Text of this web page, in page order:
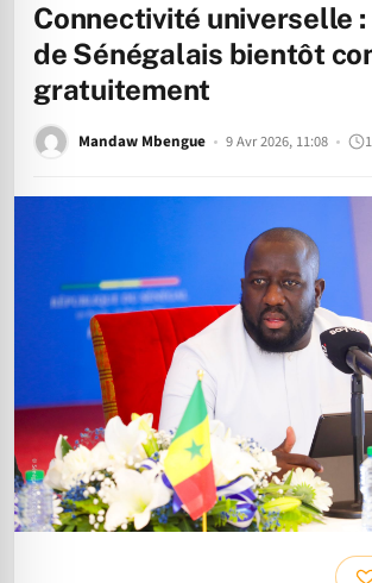
Connectivité universelle :
de Sénégalais bientôt
gratuitement
Mandaw Mbengue 9 Avr 2026, 11:08